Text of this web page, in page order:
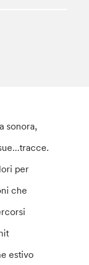
sonora,
per
che
estivo